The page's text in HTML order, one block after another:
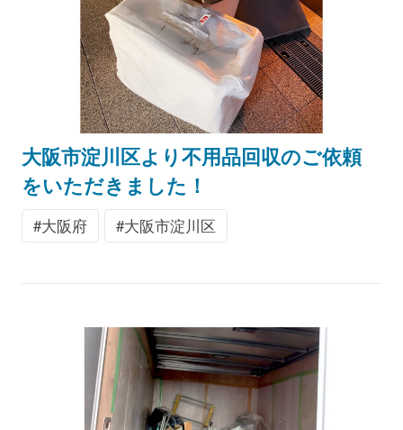
大阪市淀川区より不用品回収のご依頼
をいただきました！
大阪府 大阪市淀川区